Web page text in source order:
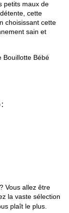
petits maux de
cette
choisissant cette
sain et
Bouillotte Bébé
Vous allez être
la vaste sélection
plaît le plus.